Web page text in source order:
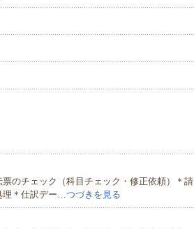
のチェック（科目チェック・修正依頼）＊請
理＊仕訳デー…つづきを見る